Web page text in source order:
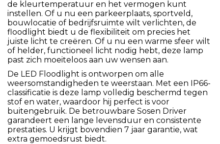
de kleurtemperatuur en het vermogen kunt
instellen. Of u nu een parkeerplaats, sportveld,
bouwlocatie of bedrijfsruimte wilt verlichten, de
floodlight biedt u de flexibiliteit om precies het
juiste licht te creëren. Of u nu een warme sfeer wilt
of helder, functioneel licht nodig hebt, deze lamp
past zich moeiteloos aan uw wensen aan.
De LED Floodlight is ontworpen om alle
weersomstandigheden te weerstaan. Met een IP66-
classificatie is deze lamp volledig beschermd tegen
stof en water, waardoor hij perfect is voor
buitengebruik. De betrouwbare Sosen Driver
garandeert een lange levensduur en consistente
prestaties. U krijgt bovendien 7 jaar garantie, wat
extra gemoedsrust biedt.